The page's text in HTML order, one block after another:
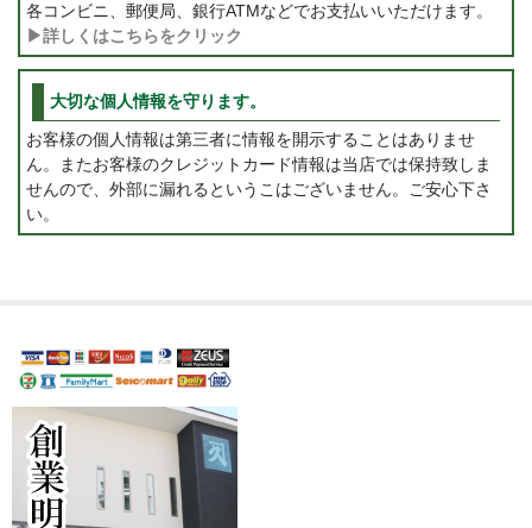
各コンビニ、郵便局、銀行ATMなどでお支払いいただけます。
▶詳しくはこちらをクリック
大切な個人情報を守ります。
お客様の個人情報は第三者に情報を開示することはありませ
ん。またお客様のクレジットカード情報は当店では保持致しま
せんので、外部に漏れるというこはございません。ご安心下さ
い。